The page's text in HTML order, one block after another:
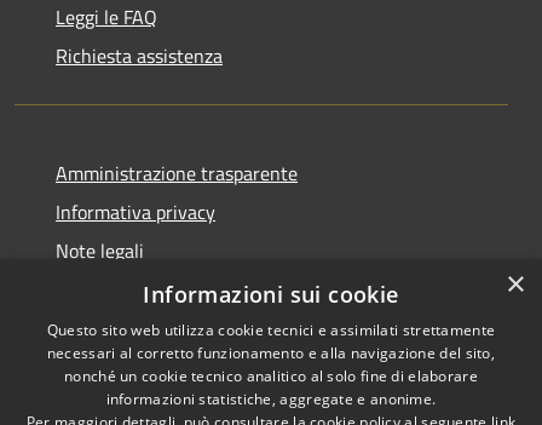
Leggi le FAQ
Richiesta assistenza
Amministrazione trasparente
Informativa privacy
Note legali
Dichiarazione di accessibilità
RSS Copyright © 2026 • Comune di
×
Informazioni sui cookie
Questo sito web utilizza cookie tecnici e assimilati strettamente
necessari al corretto funzionamento e alla navigazione del sito,
nonché un cookie tecnico analitico al solo fine di elaborare
informazioni statistiche, aggregate e anonime.